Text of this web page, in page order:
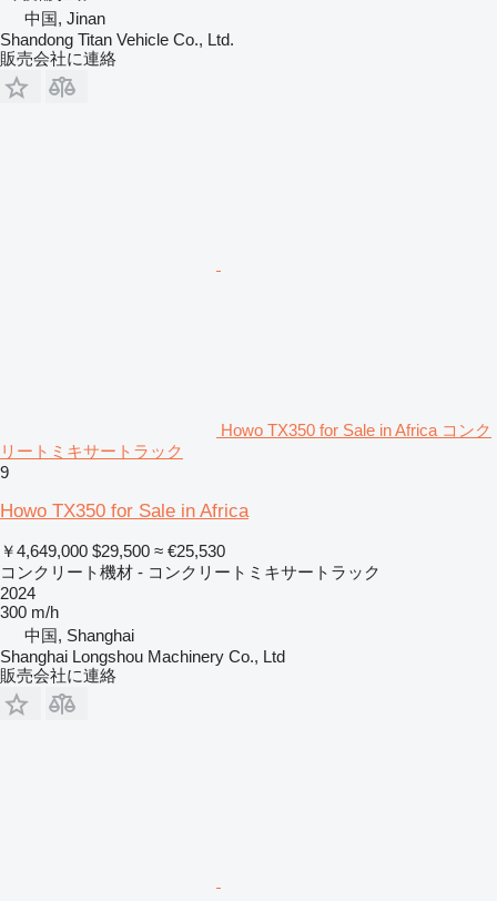
中国, Jinan
Shandong Titan Vehicle Co., Ltd.
販売会社に連絡
Howo TX350 for Sale in Africa コンク
リートミキサートラック
9
Howo TX350 for Sale in Africa
￥4,649,000 $29,500 ≈ €25,530
コンクリート機材 - コンクリートミキサートラック
2024
300 m/h
中国, Shanghai
Shanghai Longshou Machinery Co., Ltd
販売会社に連絡